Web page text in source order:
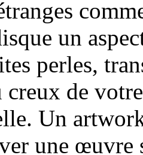
un
perles,
creux de
Un
une